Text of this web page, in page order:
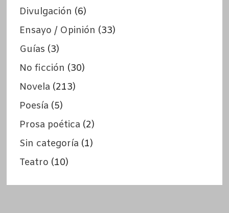
Divulgación (6)
Ensayo / Opinión (33)
Guías (3)
No ficción (30)
Novela (213)
Poesía (5)
Prosa poética (2)
Sin categoría (1)
Teatro (10)